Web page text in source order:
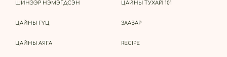
ШИНЭЭР НЭМЭГДСЭН
ЦАЙНЫ ГҮЦ
ЦАЙНЫ АЯГА
ЦАЙНЫ ТУХАЙ 101
ЗААВАР
RECIPE